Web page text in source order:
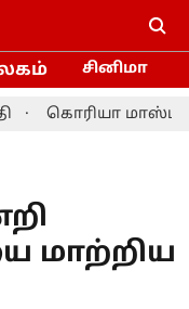
சினிமா
மாஸ்டர்ஸ்
மாற்றிய